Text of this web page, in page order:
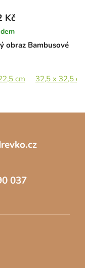
44,5 cm 84,5 x 65
obraz Bambusové
Kč
cm 32,5 x 32,5
037